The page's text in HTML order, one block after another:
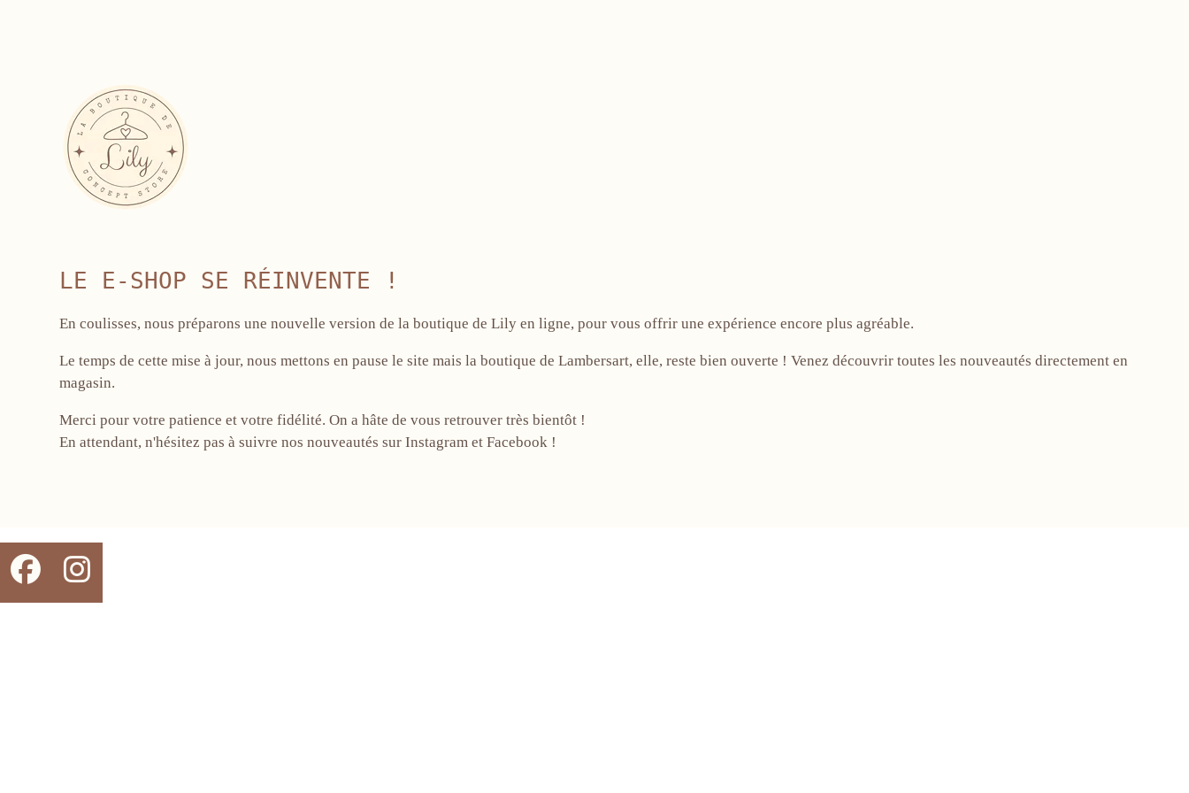
LE E-SHOP SE RÉINVENTE !
En coulisses, nous préparons une nouvelle version de la boutique de Lily en ligne, pour vous offrir une expérience encore plus agréable.
Le temps de cette mise à jour, nous mettons en pause le site mais la boutique de Lambersart, elle, reste bien ouverte ! Venez découvrir toutes les nouveautés directement en
magasin.
Merci pour votre patience et votre fidélité. On a hâte de vous retrouver très bientôt !
En attendant, n'hésitez pas à suivre nos nouveautés sur Instagram et Facebook !